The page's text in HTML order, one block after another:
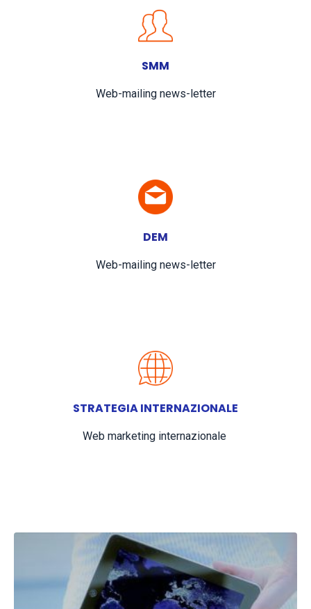
SMM
Web-mailing news-letter
DEM
Web-mailing news-letter
STRATEGIA INTERNAZIONALE
Web marketing internazionale